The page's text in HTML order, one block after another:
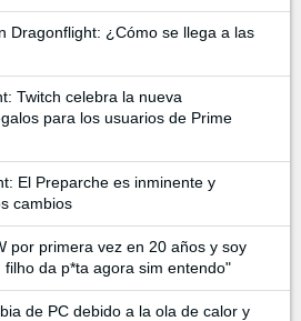
Dragonflight: ¿Cómo se llega a las
Twitch celebra la nueva
para los usuarios de Prime
El Preparche es inminente y
cambios
por primera vez en 20 años y soy
da p*ta agora sim entendo"
de PC debido a la ola de calor y